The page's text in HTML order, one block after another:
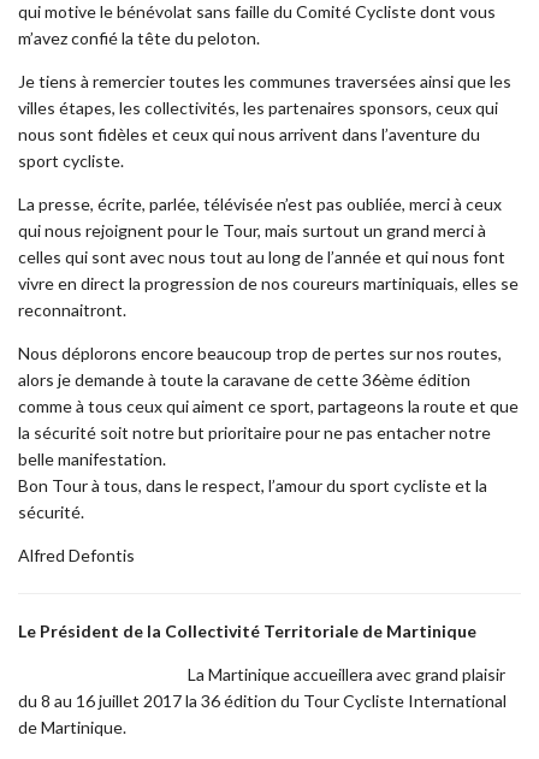
qui motive le bénévolat sans faille du Comité Cycliste dont vous
m’avez confié la tête du peloton.
Je tiens à remercier toutes les communes traversées ainsi que les
villes étapes, les collectivités, les partenaires sponsors, ceux qui
nous sont fidèles et ceux qui nous arrivent dans l’aventure du
sport cycliste.
La presse, écrite, parlée, télévisée n’est pas oubliée, merci à ceux
qui nous rejoignent pour le Tour, mais surtout un grand merci à
celles qui sont avec nous tout au long de l’année et qui nous font
vivre en direct la progression de nos coureurs martiniquais, elles se
reconnaitront.
Nous déplorons encore beaucoup trop de pertes sur nos routes,
alors je demande à toute la caravane de cette 36ème édition
comme à tous ceux qui aiment ce sport, partageons la route et que
la sécurité soit notre but prioritaire pour ne pas entacher notre
belle manifestation.
Bon Tour à tous, dans le respect, l’amour du sport cycliste et la
sécurité.
Alfred Defontis
Le Président de la Collectivité Territoriale de Martinique
La Martinique accueillera avec grand plaisir
du 8 au 16 juillet 2017 la 36 édition du Tour Cycliste International
de Martinique.